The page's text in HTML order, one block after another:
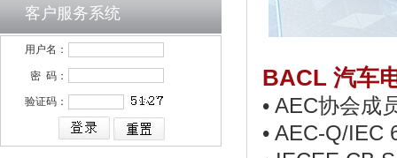
客户服务系统
用户名：
密 码：
验证码：
BACL 汽车
• AEC协会成
• AEC-Q/IEC